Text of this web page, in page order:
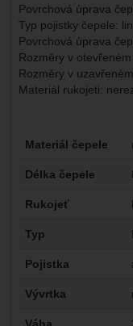
Povrchová úprava
Typ pojistky čepele:
Povrchová úprava
Rozměry v
Rozměry v
Materiál rukojeti:
Parametry
Materiál čepele
Délka čepele
Rukojeť
Typ
Pojistka
Vývrtka